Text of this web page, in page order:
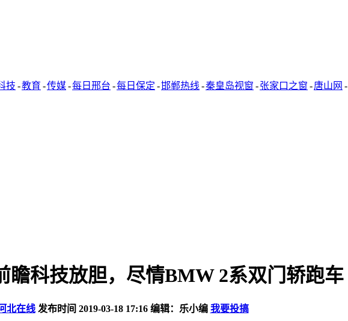
技 -教育 -传媒-每日邢台 -每日保定 -邯郸热线 -秦皇岛视窗 -张家口之窗 -唐山网 -
瞻科技放胆，尽情BMW 2系双门轿跑车
北在线发布时间 2019-03-18 17:16 编辑：乐小编 我要投搞